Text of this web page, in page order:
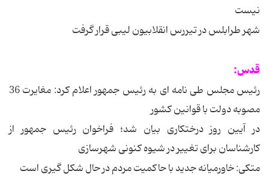
نیست
شهر طرابلس در تیررس انقلابیون لیبی قرار گرفت
قدس:
رئیس مجلس طی نامه ای به رئیس جمهور اعلام کرد: مغایرت 36
مصوبه دولت با قوانین کشور
در آیین روز درختکاری بیان شد؛ فراخوان رئیس جمهور از
کارشناسان برای تغییر در شیوه کنونی شهرسازی
متکی: خاورمیانه جدید با حاکمیت مردم در حال شکل گیری است